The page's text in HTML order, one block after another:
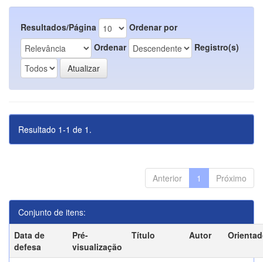
Resultados/Página
Ordenar por
Ordenar
Registro(s)
Resultado 1-1 de 1.
Anterior 1 Próximo
Conjunto de itens:
Data de
defesa
Pré-
visualização
Título Autor